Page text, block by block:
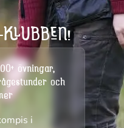
övningar,
och
i